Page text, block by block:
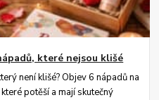
které nejsou klišé
není klišé? Objev 6 nápadů na
potěší a mají skutečný